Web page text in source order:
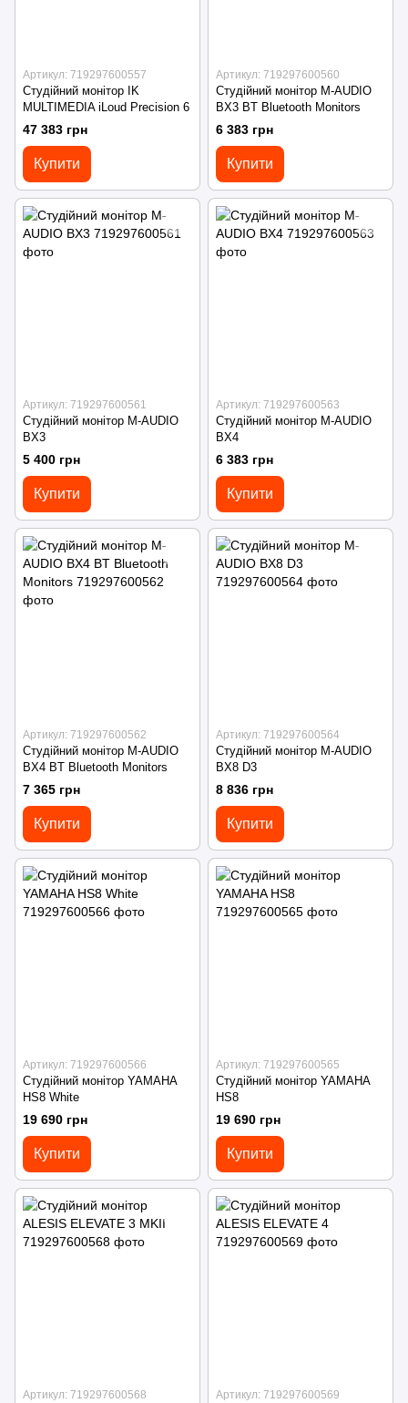
Артикул: 719297600557
Студійний монітор IK
MULTIMEDIA iLoud Precision 6
47 383 грн
Купити
Артикул: 719297600560
Студійний монітор M-AUDIO
BX3 BT Bluetooth Monitors
6 383 грн
Купити
Артикул: 719297600561
Студійний монітор M-AUDIO
BX3
5 400 грн
Купити
Артикул: 719297600563
Студійний монітор M-AUDIO
BX4
6 383 грн
Купити
Артикул: 719297600562
Студійний монітор M-AUDIO
BX4 BT Bluetooth Monitors
7 365 грн
Купити
Артикул: 719297600564
Студійний монітор M-AUDIO
BX8 D3
8 836 грн
Купити
Артикул: 719297600566
Студійний монітор YAMAHA
HS8 White
19 690 грн
Купити
Артикул: 719297600565
Студійний монітор YAMAHA
HS8
19 690 грн
Купити
Артикул: 719297600568 Артикул: 719297600569